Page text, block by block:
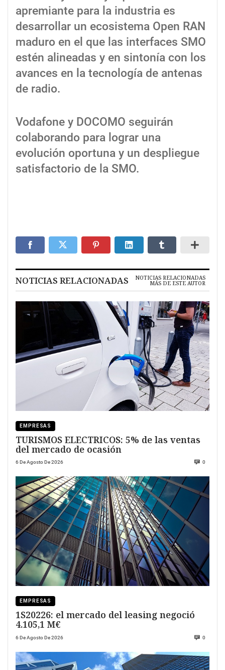
apremiante para la industria es
desarrollar un ecosistema Open RAN
maduro en el que las interfaces SMO
estén alineadas y en sintonía con los
avances en la tecnología de antenas
de radio.
Vodafone y DOCOMO seguirán
colaborando para lograr una
evolución oportuna y un despliegue
satisfactorio de la SMO.
NOTICIAS RELACIONADAS NOTICIAS RELACIONADAS
MÁS DE ESTE AUTOR
EMPRESAS
TURISMOS ELECTRICOS: 5% de las ventas
del mercado de ocasión
6 De Agosto De 2026 0
EMPRESAS
1S20226: el mercado del leasing negoció
4.105,1 M€
6 De Agosto De 2026 0